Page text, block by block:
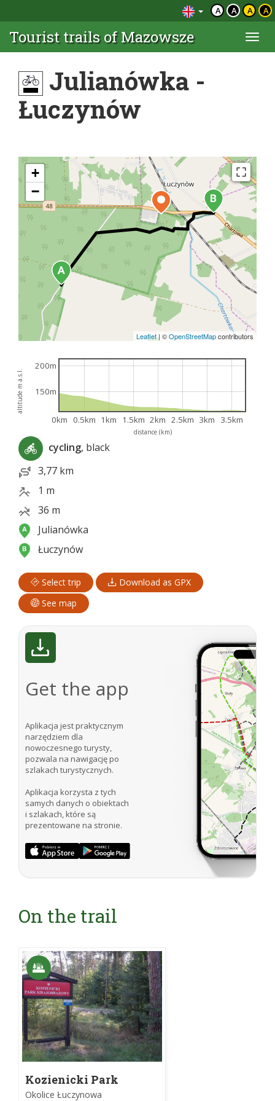
A A A A
Tourist trails of Mazowsze
Julianówka -
Łuczynów
+
−
Leaflet | ©OpenStreetMapcontributors
distance (km)
altitude m a.s.l.
0km 0.5km 1km 1.5km 2km 2.5km 3km 3.5km
150m
200m
cycling, black
3,77 km
1 m
36 m
Julianówka
Łuczynów
Select trip
Download as GPX
See map
Get the app
Aplikacja jest praktycznym
narzędziem dla
nowoczesnego turysty,
pozwala na nawigację po
szlakach turystycznych.
Aplikacja korzysta z tych
samych danych o obiektach
i szlakach, które są
prezentowane na stronie.
On the trail
Kozienicki Park
Krajobrazowy
Okolice Łuczynowa